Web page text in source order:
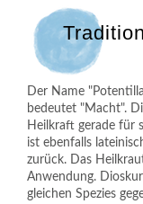
Tradition
Der Name
bedeutet "Macht".
Heilkraft gerade für
ist ebenfalls
zurück. Das
Anwendung.
gleichen Spezies